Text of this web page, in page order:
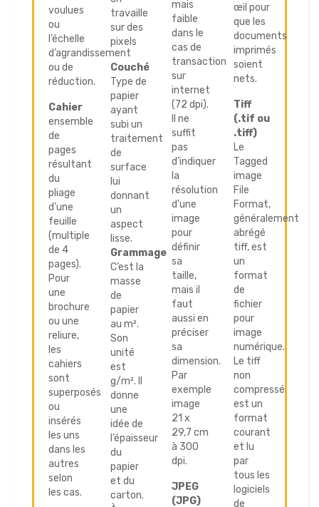
voulues
ou
l’échelle
d’agrandissement
ou de
réduction.
Cahier
ensemble
de
pages
résultant
du
pliage
d’une
feuille
(multiple
de 4
pages).
Pour
une
brochure
ou une
reliure,
les
cahiers
sont
superposés
ou
insérés
les uns
dans les
autres
selon
les cas.
travaille
sur des
pixels
Couché
Type de
papier
ayant
subi un
traitement
de
surface
lui
donnant
un
aspect
lisse.
Grammage
C’est la
masse
de
papier
au m².
Son
unité
est
g/m². Il
donne
une
idée de
l’épaisseur
du
papier
et du
carton.
mais
faible
dans le
cas de
transaction
sur
internet
(72 dpi).
Il ne
suffit
pas
d’indiquer
la
résolution
d’une
image
pour
définir
sa
taille,
mais il
faut
aussi en
préciser
sa
dimension.
Par
exemple
image
21 x
29,7 cm
à 300
dpi.
JPEG
(JPG)
œil pour
que les
documents
imprimés
soient
nets.
Tiff
(.tif ou
.tiff)
Le
Tagged
image
File
Format,
généralement
abrégé
tiff, est
un
format
de
fichier
pour
image
numérique.
Le tiff
non
compressé
est un
format
courant
et lu
par
tous les
logiciels
de